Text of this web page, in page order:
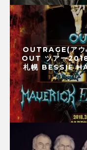
OUTRAGE(ア
OUT ツアー
札幌 BESSIE